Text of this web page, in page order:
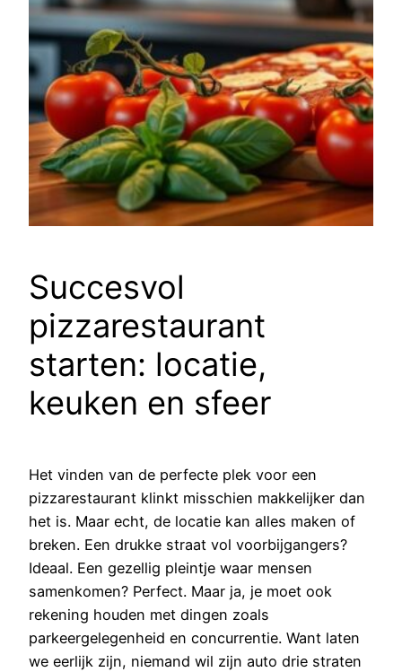
Succesvol
pizzarestaurant
starten: locatie,
keuken en sfeer
Het vinden van de perfecte plek voor een
pizzarestaurant klinkt misschien makkelijker dan
het is. Maar echt, de locatie kan alles maken of
breken. Een drukke straat vol voorbijgangers?
Ideaal. Een gezellig pleintje waar mensen
samenkomen? Perfect. Maar ja, je moet ook
rekening houden met dingen zoals
parkeergelegenheid en concurrentie. Want laten
we eerlijk zijn, niemand wil zijn auto drie straten